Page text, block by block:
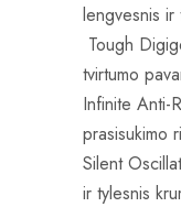
lengvesnis ir
Tough
tvirtumo
Infinite Anti-
prasisukimo
Silent
ir tylesnis